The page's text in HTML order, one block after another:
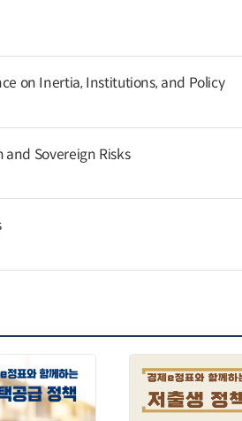
on Inertia, Institutions, and Policy
Sovereign Risks